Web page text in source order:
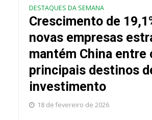
DESTAQUES DA SEMANA
Crescimento de
novas empresas
mantém China entre
principais destinos
investimento
18 de fevereiro de 2026